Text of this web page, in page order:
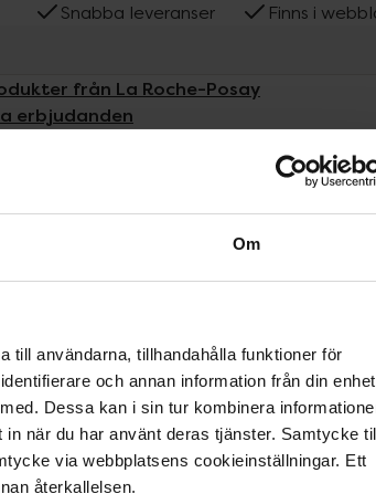
Om
till användarna, tillhandahålla funktioner för
och annan information från din enhet
Dessa kan i sin tur kombinera
när du har använt deras tjänster. Samtycke
via webbplatsens cookieinställningar. Ett
återkallelsen.
Snabba leveranser Finns i
från La Roche-Posay
erbjudanden
av 5 i omdöme
Roche-Posay
Anti Shine
SPF 50+
ml
4.8 av 5 i
La Roche-
Anthelios
Light Creme
Solskydd för